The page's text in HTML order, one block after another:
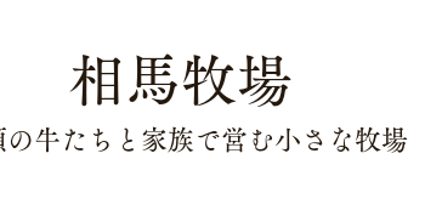
相馬牧場
たちと家族で営む小さな牧場